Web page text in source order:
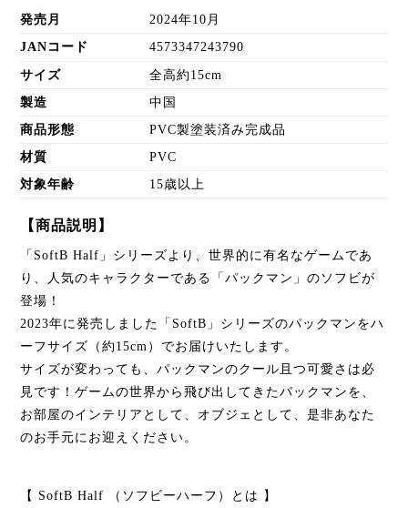
発売月 2024年10月
JANコード 4573347243790
サイズ 全高約15cm
製造 中国
商品形態 PVC製塗装済み完成品
材質 PVC
対象年齢 15歳以上
【商品説明】
「SoftB Half」シリーズより、世界的に有名なゲームであ
り、人気のキャラクターである「パックマン」のソフビが
登場！
2023年に発売しました「SoftB」シリーズのパックマンをハ
ーフサイズ（約15cm）でお届けいたします。
サイズが変わっても、パックマンのクール且つ可愛さは必
見です！ゲームの世界から飛び出してきたパックマンを、
お部屋のインテリアとして、オブジェとして、是非あなた
のお手元にお迎えください。
【 SoftB Half （ソフビーハーフ）とは 】